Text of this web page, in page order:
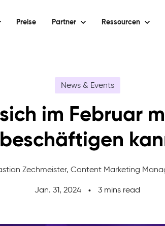
Preise Partner Ressourcen
News & Events
im Februar
beschäftigen
Zechmeister, Content Marketing
Jan. 31, 2024 3 mins read